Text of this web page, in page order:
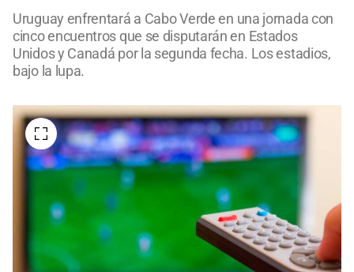
Uruguay enfrentará a Cabo Verde en una jornada con
cinco encuentros que se disputarán en Estados
Unidos y Canadá por la segunda fecha. Los estadios,
bajo la lupa.